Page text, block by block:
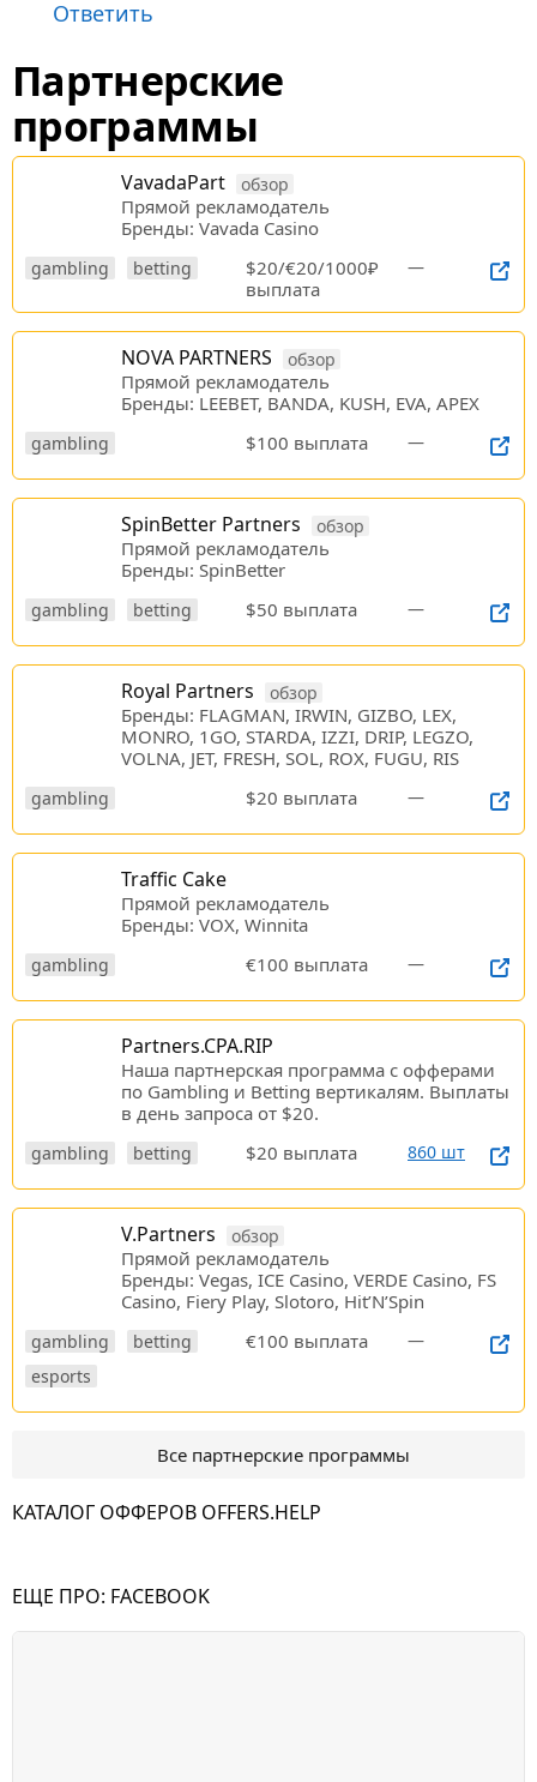
Ответить
Партнерские
программы
VavadaPart обзор
Прямой рекламодатель
Бренды: Vavada Casino
gambling betting
$20/€20/1000₽
выплата
—
NOVA PARTNERS обзор
Прямой рекламодатель
Бренды: LEEBET, BANDA, KUSH, EVA, APEX
gambling $100 выплата —
SpinBetter Partners обзор
Прямой рекламодатель
Бренды: SpinBetter
gambling betting $50 выплата —
Royal Partners обзор
Бренды: FLAGMAN, IRWIN, GIZBO, LEX,
MONRO, 1GO, STARDA, IZZI, DRIP, LEGZO,
VOLNA, JET, FRESH, SOL, ROX, FUGU, RIS
gambling $20 выплата —
Traffic Cake
Прямой рекламодатель
Бренды: VOX, Winnita
gambling €100 выплата —
Partners.CPA.RIP
Наша партнерская программа c офферами
по Gambling и Betting вертикалям. Выплаты
в день запроса от $20.
gambling betting $20 выплата 860 шт
V.Partners обзор
Прямой рекламодатель
Бренды: Vegas, ICE Casino, VERDE Casino, FS
Casino, Fiery Play, Slotoro, Hit’N’Spin
gambling
betting
esports
€100 выплата —
Все партнерские программы
КАТАЛОГ ОФФЕРОВ OFFERS.HELP
ЕЩЕ ПРО: FACEBOOK